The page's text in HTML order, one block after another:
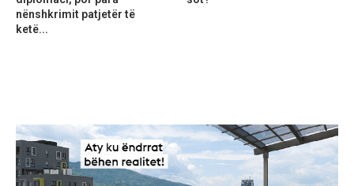
nënshkrimit patjetër të
ketë...